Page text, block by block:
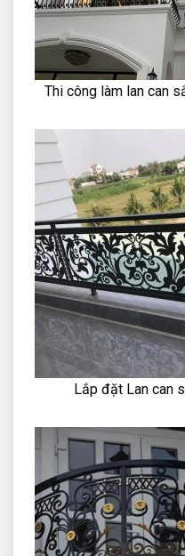
Thi công làm lan can
Lắp đặt Lan can